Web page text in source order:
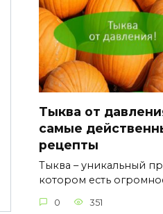
Тыква от
самые
рецепты
Тыква – уникальный
котором есть
0 351